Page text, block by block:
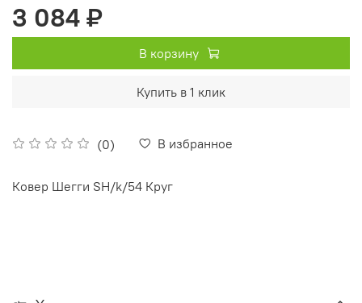
(0) В избранное
3 084 ₽
В корзину
Купить в 1 клик
Ковер Шегги SH/k/54 Круг